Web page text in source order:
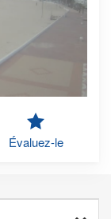
Évaluez-le